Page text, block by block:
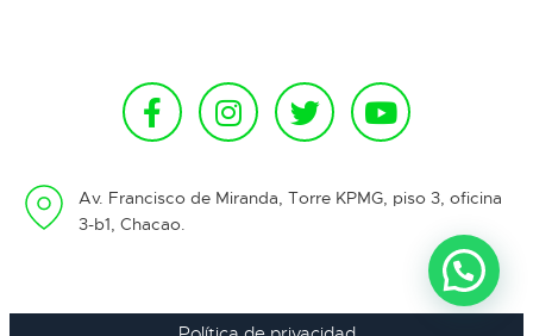
Av. Francisco de Miranda, Torre KPMG, piso 3, oficina
3-b1, Chacao.